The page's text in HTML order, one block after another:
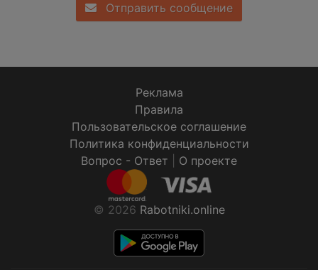
Отправить сообщение
Реклама
Правила
Пользовательское соглашение
Политика конфиденциальности
Вопрос - Ответ
О проекте
© 2026 Rabotniki.online